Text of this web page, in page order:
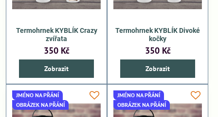
Termohrnek KYBLÍK Crazy
zvířata
350 Kč
Zobrazit
Termohrnek KYBLÍK Divoké
kočky
350 Kč
Zobrazit
JMÉNO NA PŘÁNÍ
OBRÁZEK NA PŘÁNÍ
JMÉNO NA PŘÁNÍ
OBRÁZEK NA PŘÁNÍ